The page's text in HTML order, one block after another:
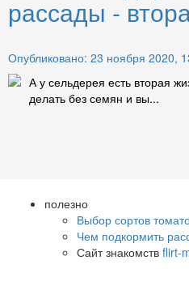
рассады -
Опубликовано: 23 ноября 2020,
А у сельдерея есть вторая
делать без семян и вы...
полезно
Выбор сортов
Чем подкормить
Сайт знакомств flirt-